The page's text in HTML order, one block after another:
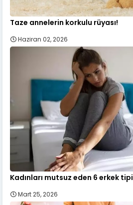
Taze annelerin korkulu rüyası!
Haziran 02, 2026
Kadınları mutsuz eden 6 erkek tipi
Mart 25, 2026